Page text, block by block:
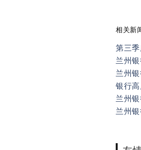
相关新
第三
兰州
兰州
银行
兰州
兰州